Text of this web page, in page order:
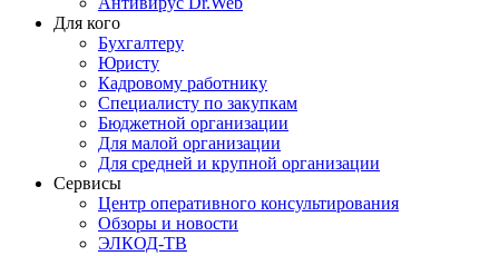
Для кого
Бухгалтеру
Юристу
Кадровому работнику
Специалисту по закупкам
Бюджетной организации
Для малой организации
Для средней и крупной организации
Сервисы
Центр оперативного консультирования
Обзоры и новости
ЭЛКОД-ТВ